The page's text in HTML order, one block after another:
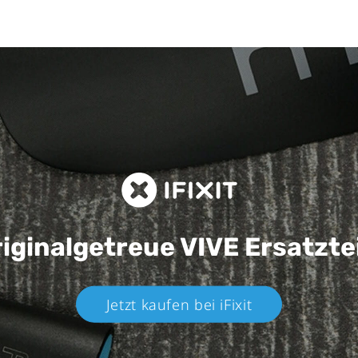
VIVE
Jetzt kaufen bei iFixit​